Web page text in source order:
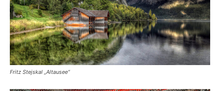
Fritz Stejskal „Altausee“